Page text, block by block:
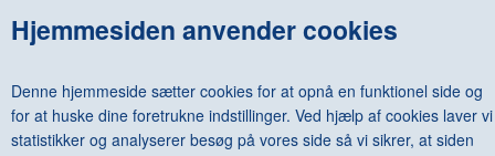
Hjemmesiden anvender cookies
Denne hjemmeside sætter cookies for at opnå en funktionel side og
for at huske dine foretrukne indstillinger. Ved hjælp af cookies laver vi
statistikker og analyserer besøg på vores side så vi sikrer, at siden